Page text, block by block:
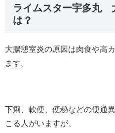
ライムスター宇多丸
は？
大腸憩室炎の原因は肉食や高
ます。
下痢、軟便、便秘などの便通
こる人がいますが、